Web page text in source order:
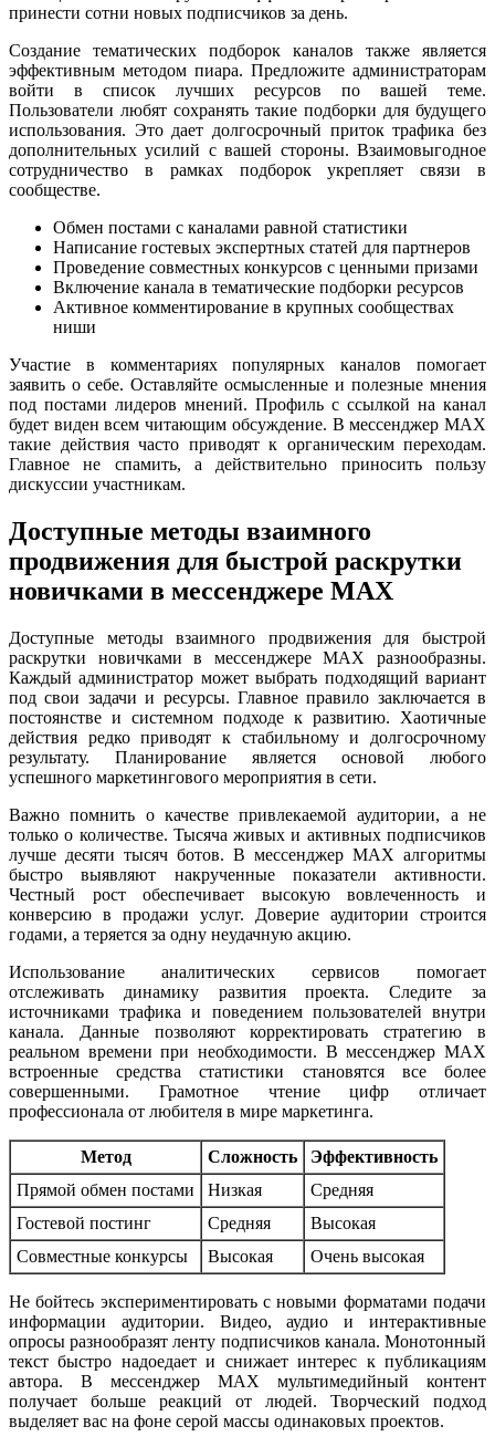
принести сотни новых подписчиков за день.
Создание тематических подборок каналов также является
эффективным методом пиара. Предложите администраторам
войти в список лучших ресурсов по вашей теме.
Пользователи любят сохранять такие подборки для будущего
использования. Это дает долгосрочный приток трафика без
дополнительных усилий с вашей стороны. Взаимовыгодное
сотрудничество в рамках подборок укрепляет связи в
сообществе.
Обмен постами с каналами равной статистики
Написание гостевых экспертных статей для партнеров
Проведение совместных конкурсов с ценными призами
Включение канала в тематические подборки ресурсов
Активное комментирование в крупных сообществах
ниши
Участие в комментариях популярных каналов помогает
заявить о себе. Оставляйте осмысленные и полезные мнения
под постами лидеров мнений. Профиль с ссылкой на канал
будет виден всем читающим обсуждение. В мессенджер MAX
такие действия часто приводят к органическим переходам.
Главное не спамить, а действительно приносить пользу
дискуссии участникам.
Доступные методы взаимного
продвижения для быстрой раскрутки
новичками в мессенджере MAX
Доступные методы взаимного продвижения для быстрой
раскрутки новичками в мессенджере MAX разнообразны.
Каждый администратор может выбрать подходящий вариант
под свои задачи и ресурсы. Главное правило заключается в
постоянстве и системном подходе к развитию. Хаотичные
действия редко приводят к стабильному и долгосрочному
результату. Планирование является основой любого
успешного маркетингового мероприятия в сети.
Важно помнить о качестве привлекаемой аудитории, а не
только о количестве. Тысяча живых и активных подписчиков
лучше десяти тысяч ботов. В мессенджер MAX алгоритмы
быстро выявляют накрученные показатели активности.
Честный рост обеспечивает высокую вовлеченность и
конверсию в продажи услуг. Доверие аудитории строится
годами, а теряется за одну неудачную акцию.
Использование аналитических сервисов помогает
отслеживать динамику развития проекта. Следите за
источниками трафика и поведением пользователей внутри
канала. Данные позволяют корректировать стратегию в
реальном времени при необходимости. В мессенджер MAX
встроенные средства статистики становятся все более
совершенными. Грамотное чтение цифр отличает
профессионала от любителя в мире маркетинга.
Метод Сложность
Эффективность
Прямой обмен постами
Низкая
Средняя
Гостевой постинг
Средняя
Высокая
Совместные конкурсы
Высокая Очень высокая
Не бойтесь экспериментировать с новыми форматами подачи
информации аудитории. Видео, аудио и интерактивные
опросы разнообразят ленту подписчиков канала. Монотонный
текст быстро надоедает и снижает интерес к публикациям
автора. В мессенджер MAX мультимедийный контент
получает больше реакций от людей. Творческий подход
выделяет вас на фоне серой массы одинаковых проектов.